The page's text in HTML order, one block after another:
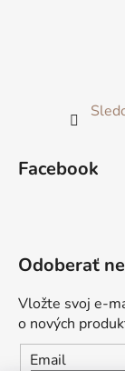
Facebook
Odoberať
Vložte svoj e-
o nových
Email